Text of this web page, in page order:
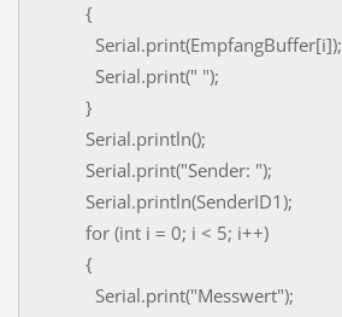
{
Serial.print(EmpfangBuffer[i]);
Serial.print(" ");
}
Serial.println();
Serial.print("Sender: ");
Serial.println(SenderID1);
for (int i = 0; i < 5; i++)
{
Serial.print("Messwert");